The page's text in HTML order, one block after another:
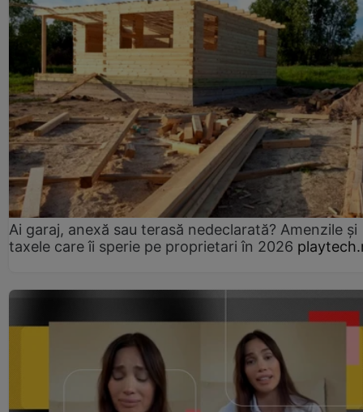
Ai garaj, anexă sau terasă nedeclarată? Amenzile și
taxele care îi sperie pe proprietari în 2026